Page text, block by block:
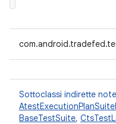
Sottoclassi indirette note
BaseTestSuite,